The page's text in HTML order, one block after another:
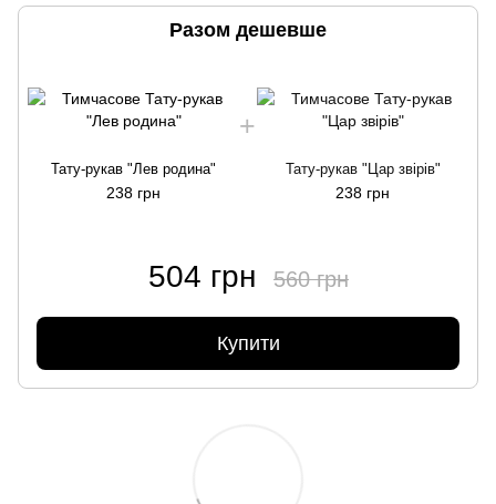
Разом дешевше
Тату-рукав "Лев родина"
238 грн
Тату-рукав "Цар звірів"
238 грн
504 грн 560 грн
Купити